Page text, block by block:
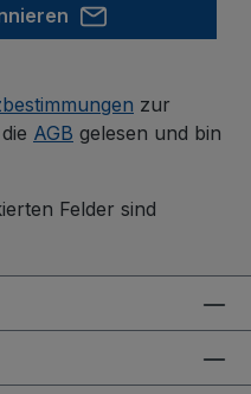
zur
AGB gelesen und bin
Felder sind